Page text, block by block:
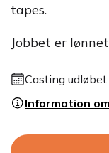
tapes.
Jobbet er
Casting udløbet
Information